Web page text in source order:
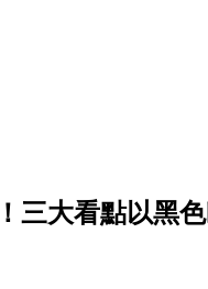
三大看點以黑